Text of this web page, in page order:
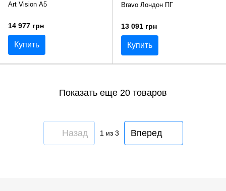
Art Vision А5
14 977 грн
Купить
Bravo Лондон ПГ
13 091 грн
Купить
Показать еще 20 товаров
Назад 1из 3 Вперед